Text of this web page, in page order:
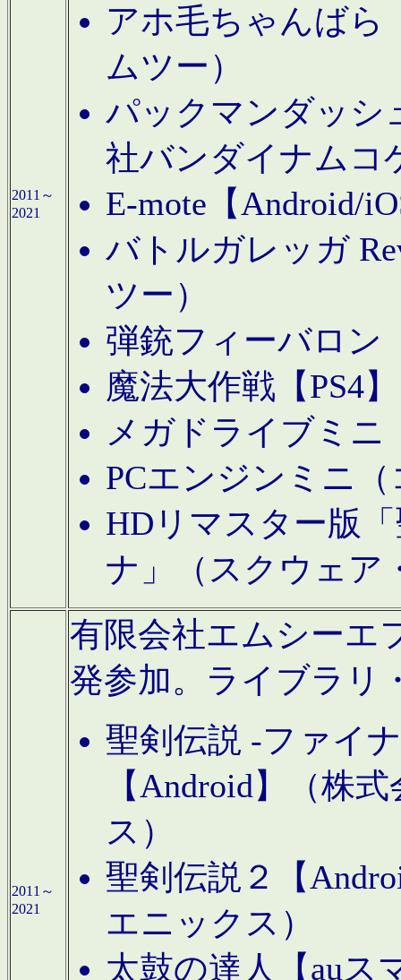
2011～
2021
アホ毛ちゃんばら
ムツー）
パックマンダッシ
社バンダイナムコ
E-mote【Android/
バトルガレッガ
ツー）
弾銃フィーバロン
魔法大作戦【PS4
メガドライブミニ
PCエンジンミニ
HDリマスター版
ナ」（スクウェア
2011～
2021
有限会社エムシーエ
発参加。ライブラリ
聖剣伝説 -ファイ
【Android】（株
ス）
聖剣伝説２【
エニックス）
太鼓の達人【auス